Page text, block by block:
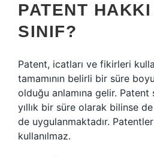
PATENT
SINIF?
Patent, icatları ve fikirleri
tamamının belirli bir süre
olduğu anlamına gelir.
yıllık bir süre olarak bilinse
de uygulanmaktadır.
kullanılmaz.